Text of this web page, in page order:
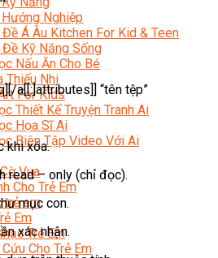
Nghiệp
Đề Á Âu Kitchen For Kid & Teen
Đề Kỹ Năng Sống
Nấu Ăn Cho Bé
Thiếu Nhi
For Kids
Thiết Kế Truyện Tranh Ai
Họa Sĩ Ai
Biên Tập Video Với Ai
Vua
Cho Trẻ Em
trẻ em
Em
Trẻ Em
Cho Trẻ Em
a[[:]attributes]] “tên tệp”
khi xóa.
read – only (chỉ đọc).
mục con.
xác nhận.